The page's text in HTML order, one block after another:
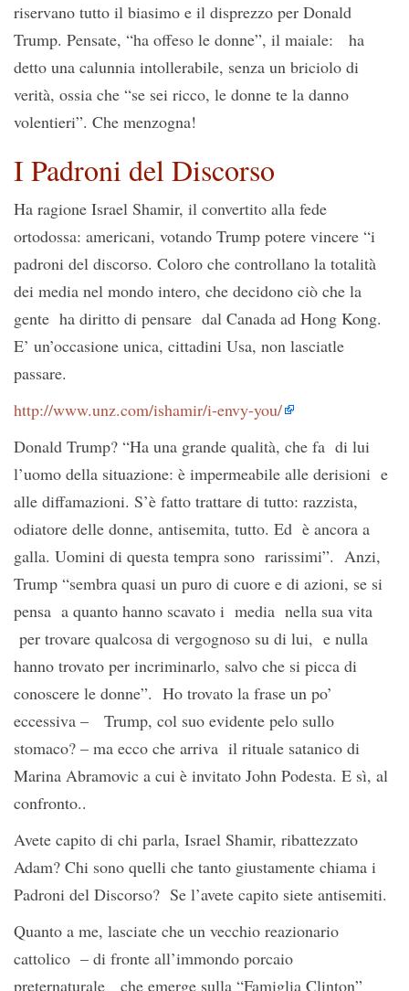
riservano tutto il biasimo e il disprezzo per Donald
Trump. Pensate, “ha offeso le donne”, il maiale: ha
detto una calunnia intollerabile, senza un briciolo di
verità, ossia che “se sei ricco, le donne te la danno
volentieri”. Che menzogna!
I Padroni del Discorso
Ha ragione Israel Shamir, il convertito alla fede
ortodossa: americani, votando Trump potere vincere “i
padroni del discorso. Coloro che controllano la totalità
dei media nel mondo intero, che decidono ciò che la
gente ha diritto di pensare dal Canada ad Hong Kong.
E’ un’occasione unica, cittadini Usa, non lasciatle
passare.
http://www.unz.com/ishamir/i-envy-you/
Donald Trump? “Ha una grande qualità, che fa di lui
l’uomo della situazione: è impermeabile alle derisioni e
alle diffamazioni. S’è fatto trattare di tutto: razzista,
odiatore delle donne, antisemita, tutto. Ed è ancora a
galla. Uomini di questa tempra sono rarissimi”. Anzi,
Trump “sembra quasi un puro di cuore e di azioni, se si
pensa a quanto hanno scavato i media nella sua vita
per trovare qualcosa di vergognoso su di lui, e nulla
hanno trovato per incriminarlo, salvo che si picca di
conoscere le donne”. Ho trovato la frase un po’
eccessiva – Trump, col suo evidente pelo sullo
stomaco? – ma ecco che arriva il rituale satanico di
Marina Abramovic a cui è invitato John Podesta. E sì, al
confronto..
Avete capito di chi parla, Israel Shamir, ribattezzato
Adam? Chi sono quelli che tanto giustamente chiama i
Padroni del Discorso? Se l’avete capito siete antisemiti.
Quanto a me, lasciate che un vecchio reazionario
cattolico – di fronte all’immondo porcaio
preternaturale che emerge sulla “Famiglia Clinton”